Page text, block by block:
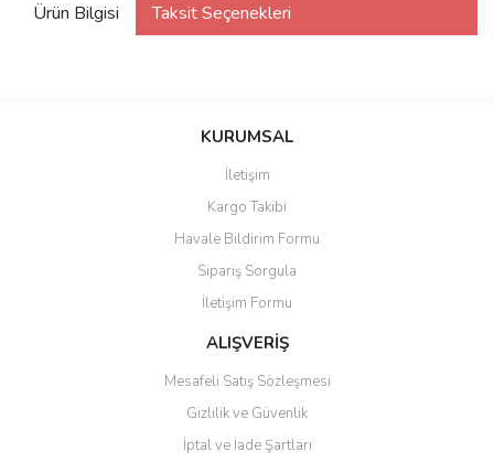
Ürün Bilgisi Taksit Seçenekleri
KURUMSAL
İletişim
Kargo Takibi
Havale Bildirim Formu
Sipariş Sorgula
İletişim Formu
ALIŞVERİŞ
Mesafeli Satış Sözleşmesi
Gizlilik ve Güvenlik
İptal ve İade Şartları